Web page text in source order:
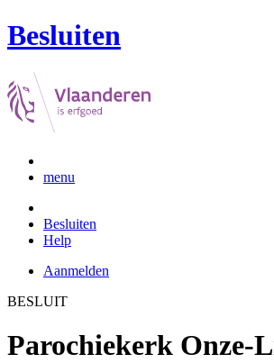
Besluiten
menu
Besluiten
Help
Aanmelden
BESLUIT
Parochiekerk Onze-